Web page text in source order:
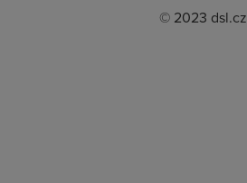
© 2023 dsl.cz